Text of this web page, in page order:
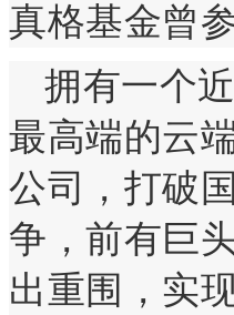
真格基金曾
拥有一个
最高端的云
公司，打破
争，前有巨
出重围，实